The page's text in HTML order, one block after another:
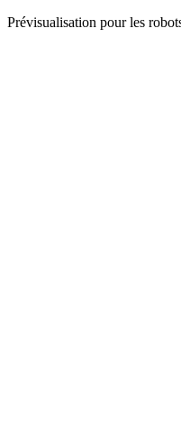
Prévisualisation pour les